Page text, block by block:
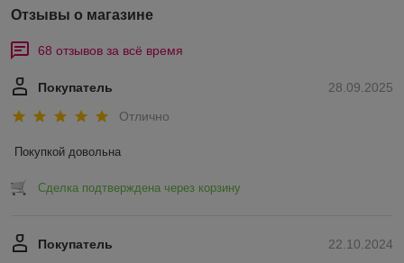
Отзывы о магазине
68 отзывов за всё время
28.09.2025
Покупатель
Отлично
Покупкой довольна
Сделка подтверждена через корзину
22.10.2024
Покупатель